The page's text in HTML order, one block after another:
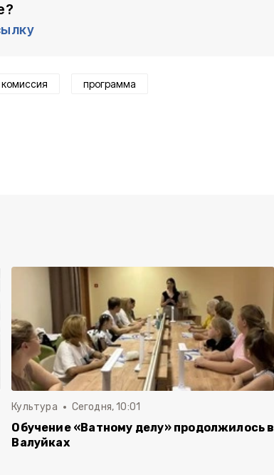
комиссия программа
Культура Сегодня, 10:01
Обучение «Ватному делу» продолжилось в
Валуйках